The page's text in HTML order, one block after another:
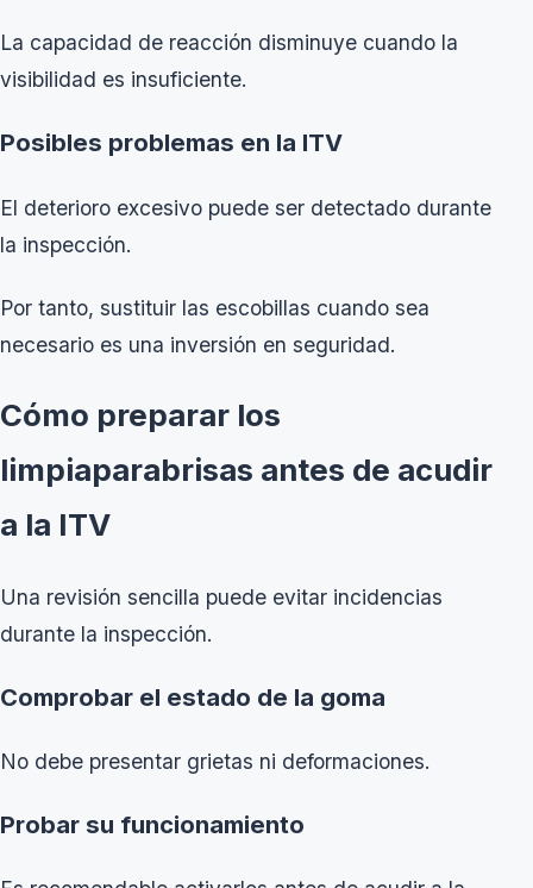
La capacidad de reacción disminuye cuando la
visibilidad es insuficiente.
Posibles problemas en la ITV
El deterioro excesivo puede ser detectado durante
la inspección.
Por tanto, sustituir las escobillas cuando sea
necesario es una inversión en seguridad.
Cómo preparar los
limpiaparabrisas antes de acudir
a la ITV
Una revisión sencilla puede evitar incidencias
durante la inspección.
Comprobar el estado de la goma
No debe presentar grietas ni deformaciones.
Probar su funcionamiento